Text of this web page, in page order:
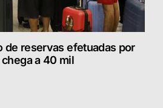
de reservas efetuadas por
a 40 mil